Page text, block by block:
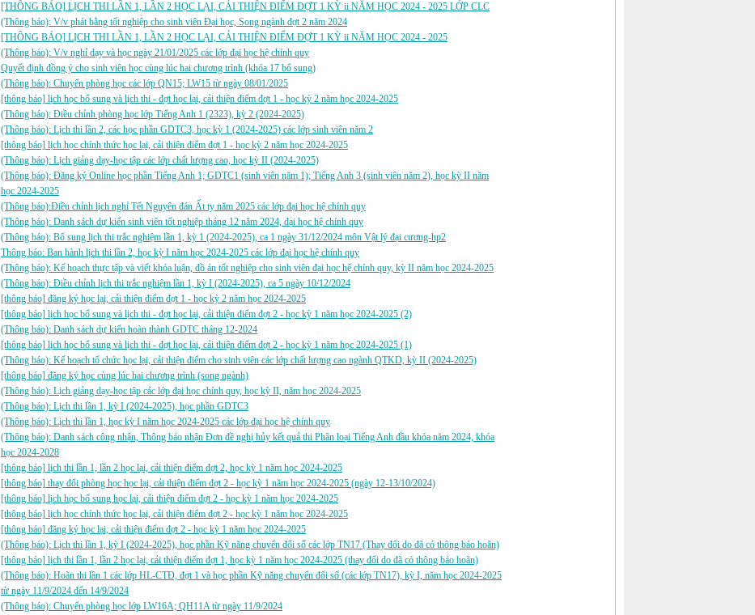
[THÔNG BÁO] LỊCH THI LẦN 1, LẦN 2 HỌC LẠI, CẢI THIỆN ĐIỂM ĐỢT 1 KỲ ii NĂM HỌC 2024 - 2025 LỚP CLC
(Thông báo): V/v phát bằng tốt nghiệp cho sinh viên Đại học, Song ngành đợt 2 năm 2024
[THÔNG BÁO] LỊCH THI LẦN 1, LẦN 2 HỌC LẠI, CẢI THIỆN ĐIỂM ĐỢT 1 KỲ ii NĂM HỌC 2024 - 2025
(Thông báo): V/v nghỉ dạy và học ngày 21/01/2025 các lớp đại học hệ chính quy
Quyết định đồng ý cho sinh viên học cùng lúc hai chương trình (khóa 17 bổ sung)
(Thông báo): Chuyển phòng học các lớp QN15; LW15 từ ngày 08/01/2025
[thông báo] lịch học bổ sung và lịch thi - đợt học lại, cải thiện điểm đợt 1 - học kỳ 2 năm học 2024-2025
(Thông báo): Điều chỉnh phòng học lớp Tiếng Anh 1 (2323), kỳ 2 (2024-2025)
(Thông báo): Lịch thi lần 2, các học phần GDTC3, học kỳ 1 (2024-2025) các lớp sinh viên năm 2
[thông báo] lịch học chính thức học lại, cải thiện điểm đợt 1 - học kỳ 2 năm học 2024-2025
(Thông báo): Lịch giảng dạy-học tập các lớp chất lượng cao, học kỳ II (2024-2025)
(Thông báo): Đăng ký Online học phần Tiếng Anh 1; GDTC1 (sinh viên năm 1); Tiếng Anh 3 (sinh viên năm 2), học kỳ II năm
học 2024-2025
(Thông báo):Điều chỉnh lịch nghỉ Tết Nguyên đán Ất tỵ năm 2025 các lớp đại học hệ chính quy
(Thông báo): Danh sách dự kiến sinh viên tốt nghiệp tháng 12 năm 2024, đại học hệ chính quy
(Thông báo): Bổ sung lịch thi trắc nghiệm lần 1, kỳ 1 (2024-2025), ca 1 ngày 31/12/2024 môn Vật lý đại cương-hp2
Thông báo: Ban hành lịch thi lần 2, học kỳ I năm học 2024-2025 các lớp đại học hệ chính quy
(Thông báo): Kế hoạch thực tập và viết khóa luận, đồ án tốt nghiệp cho sinh viên đại học hệ chính quy, kỳ II năm học 2024-2025
(Thông báo): Điều chỉnh lịch thi trắc nghiệm lần 1, kỳ I (2024-2025), ca 5 ngày 10/12/2024
[thông báo] đăng ký học lại, cải thiện điểm đợt 1 - học kỳ 2 năm học 2024-2025
[thông báo] lịch học bổ sung và lịch thi - đợt học lại, cải thiện điểm đợt 2 - học kỳ 1 năm học 2024-2025 (2)
(Thông báo): Danh sách dự kiến hoàn thành GDTC tháng 12-2024
[thông báo] lịch học bổ sung và lịch thi - đợt học lại, cải thiện điểm đợt 2 - học kỳ 1 năm học 2024-2025 (1)
(Thông báo): Kế hoạch tổ chức học lại, cải thiện điểm cho sinh viên các lớp chất lượng cao ngành QTKD, kỳ II (2024-2025)
[thông báo] đăng ký học cùng lúc hai chương trình (song ngành)
(Thông báo): Lịch giảng dạy-học tập các lớp đại học chính quy, học kỳ II, năm học 2024-2025
(Thông báo): Lịch thi lần 1, kỳ I (2024-2025), học phần GDTC3
(Thông báo): Lịch thi lần 1, học kỳ I năm học 2024-2025 các lớp đại học hệ chính quy
(Thông báo): Danh sách công nhận, Thông báo nhận Đơn đề nghị hủy kết quả thi Phân loại Tiếng Anh đầu khóa năm 2024, khóa
học 2024-2028
[thông báo] lịch thi lần 1, lần 2 học lại, cải thiện điểm đợt 2, học kỳ 1 năm học 2024-2025
[thông báo] thay đổi phòng học học lại, cải thiện điểm đợt 2 - học kỳ 1 năm học 2024-2025 (ngày 12-13/10/2024)
[thông báo] lịch học bổ sung học lại, cải thiện điểm đợt 2 - học kỳ 1 năm học 2024-2025
[thông báo] lịch học chính thức học lại, cải thiện điểm đợt 2 - học kỳ 1 năm học 2024-2025
[thông báo] đăng ký học lại, cải thiện điểm đợt 2 - học kỳ 1 năm học 2024-2025
(Thông báo): Lịch thi lần 1, kỳ I (2024-2025), học phần Kỹ năng chuyển đổi số các lớp TN17 (Thay đổi do đã có thông báo hoãn)
[thông báo] lịch thi lần 1, lần 2 học lại, cải thiện điểm đợt 1, học kỳ 1 năm học 2024-2025 (thay đổi do đã có thông báo hoãn)
(Thông báo): Hoãn thi lần 1 các lớp HL-CTĐ, đợt 1 và học phần Kỹ năng chuyển đổi số (các lớp TN17), kỳ I, năm học 2024-2025
từ ngày 11/9/2024 đến 14/9/2024
(Thông báo): Chuyển phòng học lớp LW16A; QH11A từ ngày 11/9/2024